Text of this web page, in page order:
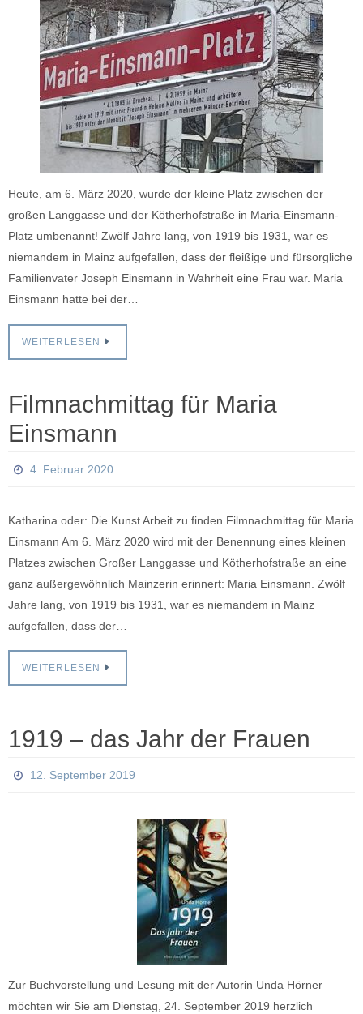
Heute, am 6. März 2020, wurde der kleine Platz zwischen der
großen Langgasse und der Kötherhofstraße in Maria-Einsmann-
Platz umbenannt! Zwölf Jahre lang, von 1919 bis 1931, war es
niemandem in Mainz aufgefallen, dass der fleißige und fürsorgliche
Familienvater Joseph Einsmann in Wahrheit eine Frau war. Maria
Einsmann hatte bei der…
WEITERLESEN
Filmnachmittag für Maria
Einsmann
4. Februar 2020
Katharina oder: Die Kunst Arbeit zu finden Filmnachmittag für Maria
Einsmann Am 6. März 2020 wird mit der Benennung eines kleinen
Platzes zwischen Großer Langgasse und Kötherhofstraße an eine
ganz außergewöhnlich Mainzerin erinnert: Maria Einsmann. Zwölf
Jahre lang, von 1919 bis 1931, war es niemandem in Mainz
aufgefallen, dass der…
WEITERLESEN
1919 – das Jahr der Frauen
12. September 2019
Zur Buchvorstellung und Lesung mit der Autorin Unda Hörner
möchten wir Sie am Dienstag, 24. September 2019 herzlich